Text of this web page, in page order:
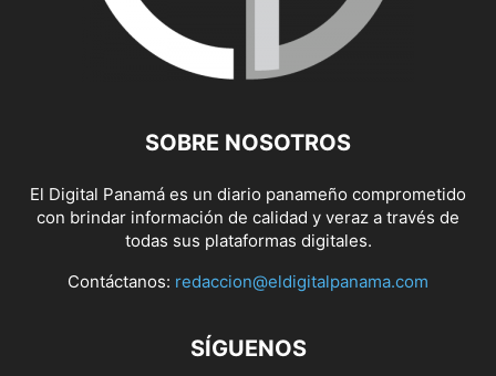
SOBRE NOSOTROS
El Digital Panamá es un diario panameño comprometido
con brindar información de calidad y veraz a través de
todas sus plataformas digitales.
Contáctanos: redaccion@eldigitalpanama.com
SÍGUENOS